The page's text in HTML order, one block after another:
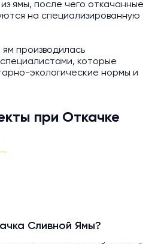
ямы, после чего откачанные
на специализированную
производилась
которые
экологические нормы и
при Откачке
Сливной Ямы?